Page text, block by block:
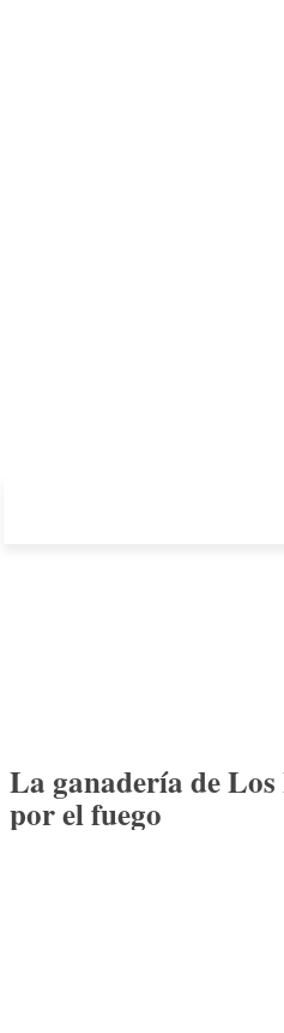
La ganadería de
por el fuego